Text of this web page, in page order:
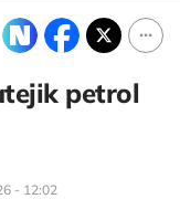
petrol
- 12:02